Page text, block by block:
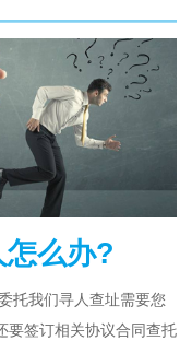
么办?
托我们寻人查址需要您
要签订相关协议合同查托